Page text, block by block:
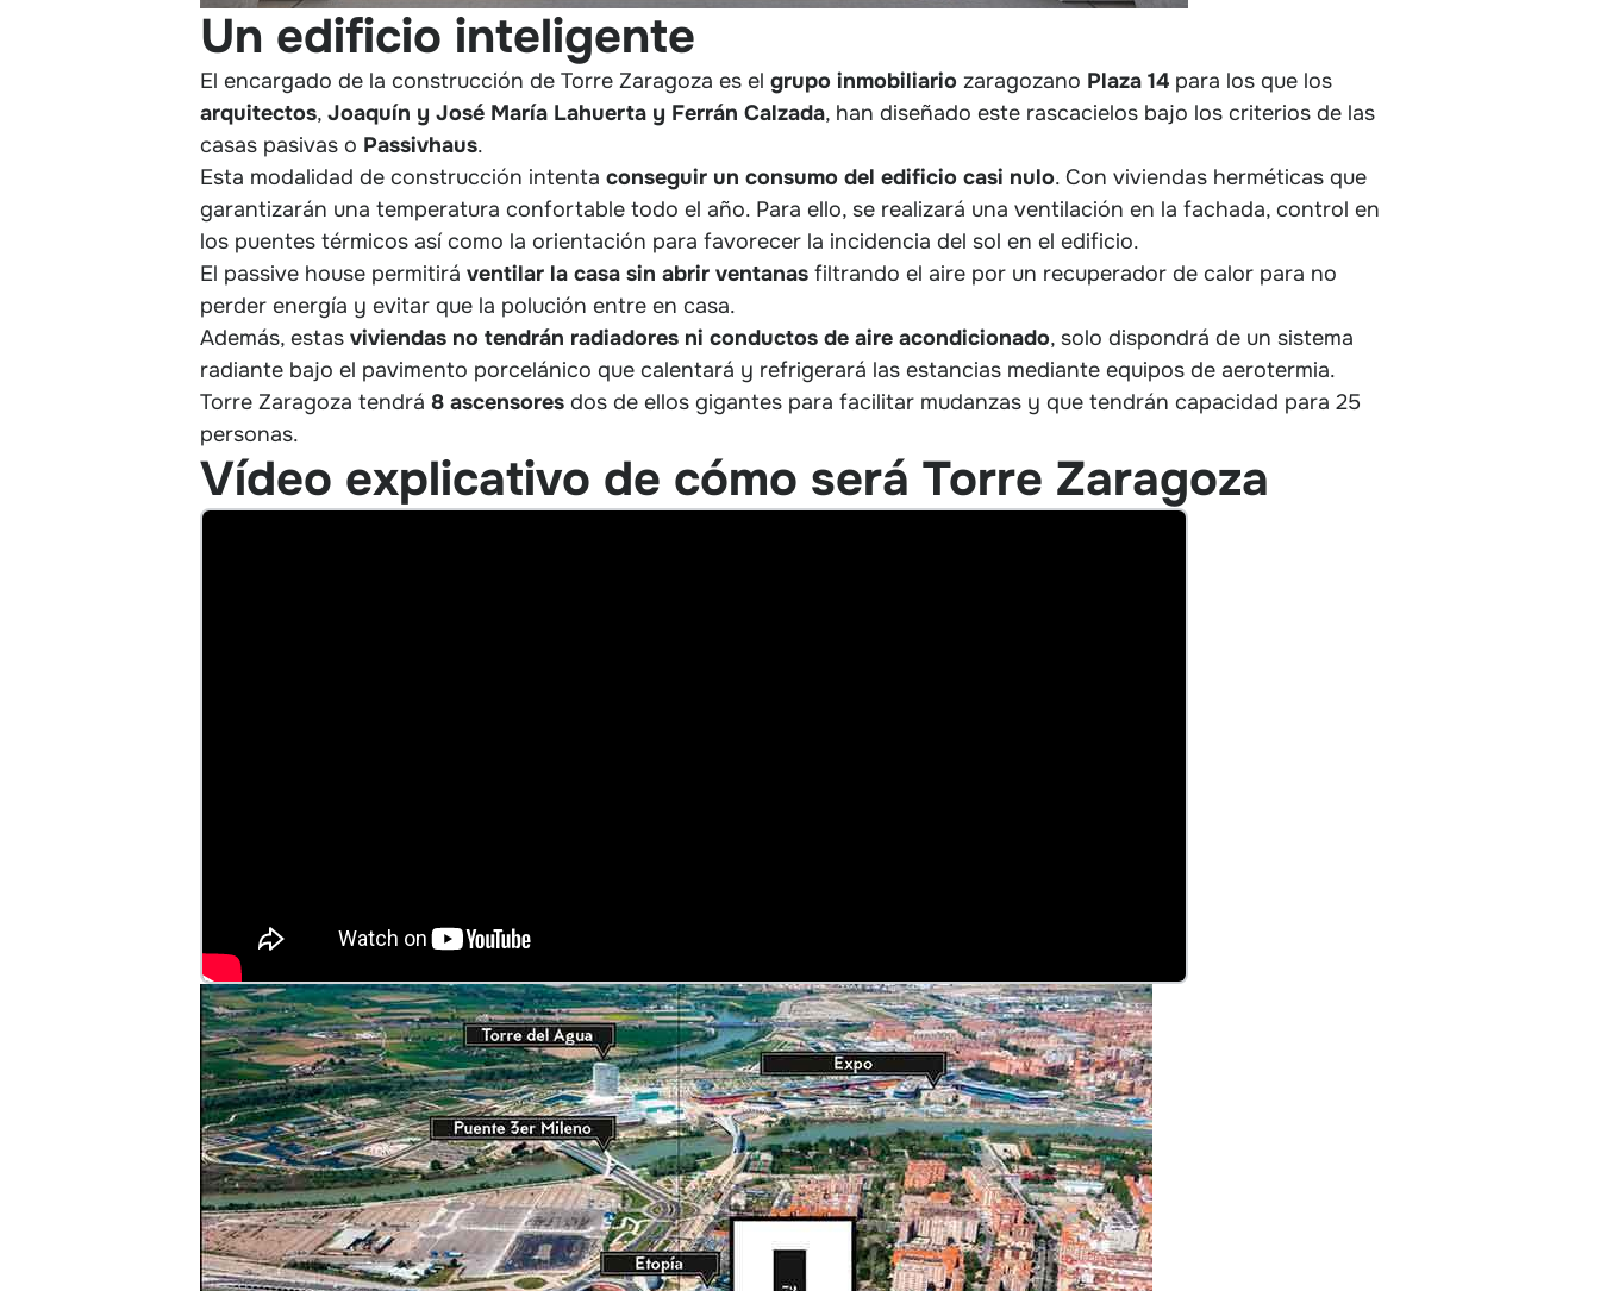
Un edificio inteligente
El encargado de la construcción de Torre Zaragoza es el grupo inmobiliario zaragozano Plaza 14 para los que los
arquitectos, Joaquín y José María Lahuerta y Ferrán Calzada, han diseñado este rascacielos bajo los criterios de las
casas pasivas o Passivhaus.
Esta modalidad de construcción intenta conseguir un consumo del edificio casi nulo. Con viviendas herméticas que
garantizarán una temperatura confortable todo el año. Para ello, se realizará una ventilación en la fachada, control en
los puentes térmicos así como la orientación para favorecer la incidencia del sol en el edificio.
El passive house permitirá ventilar la casa sin abrir ventanas filtrando el aire por un recuperador de calor para no
perder energía y evitar que la polución entre en casa.
Además, estas viviendas no tendrán radiadores ni conductos de aire acondicionado, solo dispondrá de un sistema
radiante bajo el pavimento porcelánico que calentará y refrigerará las estancias mediante equipos de aerotermia.
Torre Zaragoza tendrá 8 ascensores dos de ellos gigantes para facilitar mudanzas y que tendrán capacidad para 25
personas.
Vídeo explicativo de cómo será Torre Zaragoza